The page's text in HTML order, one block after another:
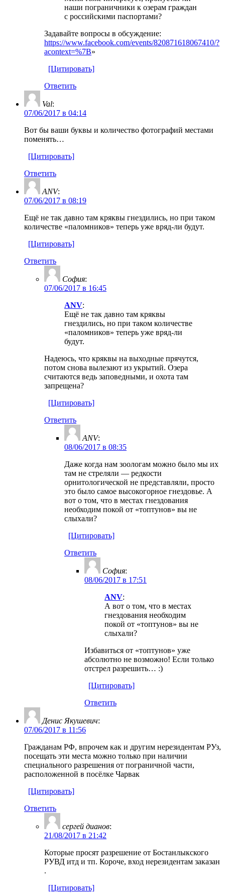
наши пограничники к озерам граждан
с российскими паспортами?
Задавайте вопросы в обсуждение:
https://www.facebook.com/events/820871618067410/?
acontext=%7B»
[Цитировать]
Ответить
Val:
07/06/2017 в 04:14
Вот бы ваши буквы и количество фотографий местами
поменять…
[Цитировать]
Ответить
ANV:
07/06/2017 в 08:19
Ещё не так давно там кряквы гнездились, но при таком
количестве «паломников» теперь уже вряд-ли будут.
[Цитировать]
Ответить
София:
07/06/2017 в 16:45
ANV:
Ещё не так давно там кряквы
гнездились, но при таком количестве
«паломников» теперь уже вряд-ли
будут.
Надеюсь, что кряквы на выходные прячутся,
потом снова вылезают из укрытий. Озера
считаются ведь заповедными, и охота там
запрещена?
[Цитировать]
Ответить
ANV:
08/06/2017 в 08:35
Даже когда нам зоологам можно было мы их
там не стреляли — редкости
орнитологической не представляли, просто
это было самое высокогорное гнездовье. А
вот о том, что в местах гнездования
необходим покой от «топтунов» вы не
слыхали?
[Цитировать]
Ответить
София:
08/06/2017 в 17:51
ANV:
А вот о том, что в местах
гнездования необходим
покой от «топтунов» вы не
слыхали?
Избавиться от «топтунов» уже
абсолютно не возможно! Если только
отстрел разрешить… :)
[Цитировать]
Ответить
Денис Якушевич:
07/06/2017 в 11:56
Гражданам РФ, впрочем как и другим нерезидентам РУз,
посещать эти места можно только при наличии
специального разрешения от пограничной части,
расположенной в посёлке Чарвак
[Цитировать]
Ответить
ceргей дианов:
21/08/2017 в 21:42
Которые просят разрешение от Бостанлыкского
РУВД итд и тп. Короче, вход нерезидентам заказан
.
[Цитировать]